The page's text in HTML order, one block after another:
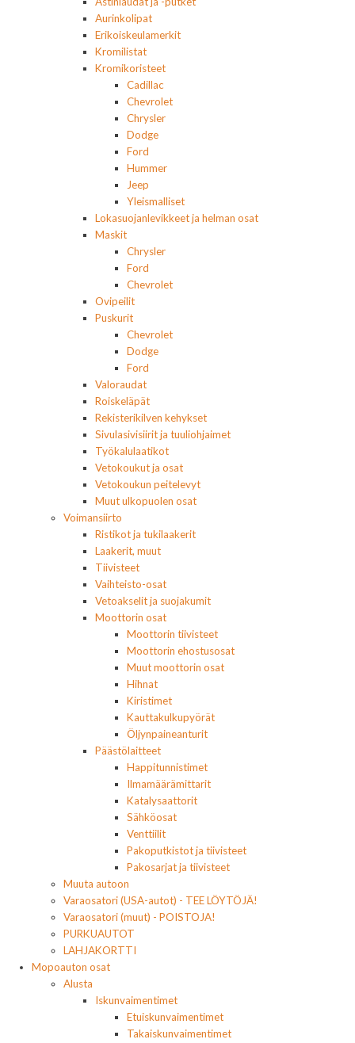
Aurinkolipat
Erikoiskeulamerkit
Kromilistat
Kromikoristeet
Cadillac
Chevrolet
Chrysler
Dodge
Ford
Hummer
Jeep
Yleismalliset
Lokasuojanlevikkeet ja helman osat
Maskit
Chrysler
Ford
Chevrolet
Ovipeilit
Puskurit
Chevrolet
Dodge
Ford
Valoraudat
Roiskeläpät
Rekisterikilven kehykset
Sivulasivisiirit ja tuuliohjaimet
Työkalulaatikot
Vetokoukut ja osat
Vetokoukun peitelevyt
Muut ulkopuolen osat
Voimansiirto
Ristikot ja tukilaakerit
Laakerit, muut
Tiivisteet
Vaihteisto-osat
Vetoakselit ja suojakumit
Moottorin osat
Moottorin tiivisteet
Moottorin ehostusosat
Muut moottorin osat
Hihnat
Kiristimet
Kauttakulkupyörät
Öljynpaineanturit
Päästölaitteet
Happitunnistimet
Ilmamäärämittarit
Katalysaattorit
Sähköosat
Venttiilit
Pakoputkistot ja tiivisteet
Pakosarjat ja tiivisteet
Muuta autoon
Varaosatori (USA-autot) - TEE LÖYTÖJÄ!
Varaosatori (muut) - POISTOJA!
PURKUAUTOT
LAHJAKORTTI
Mopoauton osat
Alusta
Iskunvaimentimet
Etuiskunvaimentimet
Takaiskunvaimentimet